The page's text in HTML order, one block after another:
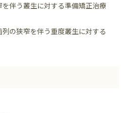
伴う叢生に対する準備矯正治療
の狭窄を伴う重度叢生に対する